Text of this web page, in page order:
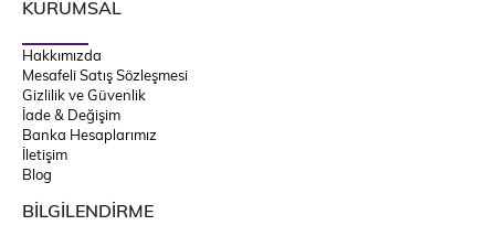
KURUMSAL
Hakkımızda
Mesafeli Satış Sözleşmesi
Gizlilik ve Güvenlik
İade & Değişim
Banka Hesaplarımız
İletişim
Blog
BİLGİLENDİRME